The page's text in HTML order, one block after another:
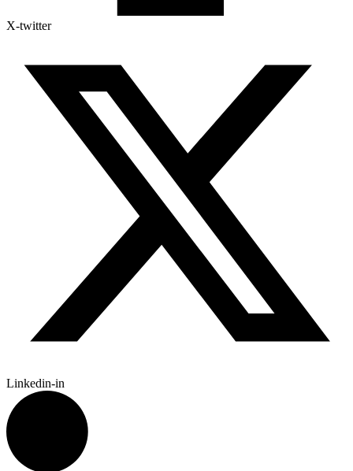
X-twitter
Linkedin-in